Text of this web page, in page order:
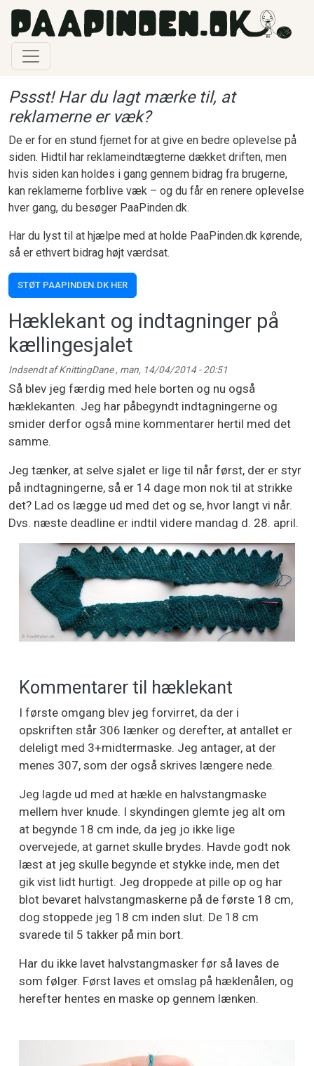
Gå til hovedindhold
Pssst! Har du lagt mærke til, at
reklamerne er væk?
De er for en stund fjernet for at give en bedre oplevelse på
siden. Hidtil har reklameindtægterne dækket driften, men
hvis siden kan holdes i gang gennem bidrag fra brugerne,
kan reklamerne forblive væk – og du får en renere oplevelse
hver gang, du besøger PaaPinden.dk.
Har du lyst til at hjælpe med at holde PaaPinden.dk kørende,
så er ethvert bidrag højt værdsat.
STØT PAAPINDEN.DK HER
Hæklekant og indtagninger på
kællingesjalet
Indsendt afKnittingDane , man, 14/04/2014 - 20:51
Så blev jeg færdig med hele borten og nu også
hæklekanten. Jeg har påbegyndt indtagningerne og
smider derfor også mine kommentarer hertil med det
samme.
Jeg tænker, at selve sjalet er lige til når først, der er styr
på indtagningerne, så er 14 dage mon nok til at strikke
det? Lad os lægge ud med det og se, hvor langt vi når.
Dvs. næste deadline er indtil videre mandag d. 28. april.
Kommentarer til hæklekant
I første omgang blev jeg forvirret, da der i
opskriften står 306 lænker og derefter, at antallet er
deleligt med 3+midtermaske. Jeg antager, at der
menes 307, som der også skrives længere nede.
Jeg lagde ud med at hækle en halvstangmaske
mellem hver knude. I skyndingen glemte jeg alt om
at begynde 18 cm inde, da jeg jo ikke lige
overvejede, at garnet skulle brydes. Havde godt nok
læst at jeg skulle begynde et stykke inde, men det
gik vist lidt hurtigt. Jeg droppede at pille op og har
blot bevaret halvstangmaskerne på de første 18 cm,
dog stoppede jeg 18 cm inden slut. De 18 cm
svarede til 5 takker på min bort.
Har du ikke lavet halvstangmasker før så laves de
som følger. Først laves et omslag på hæklenålen, og
herefter hentes en maske op gennem lænken.